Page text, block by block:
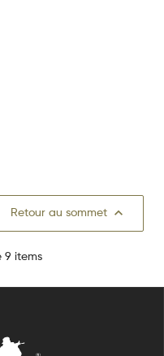
Retour au sommet 
9 items